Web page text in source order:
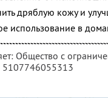
дряблую кожу и
использование в
Общество с
5107746055313